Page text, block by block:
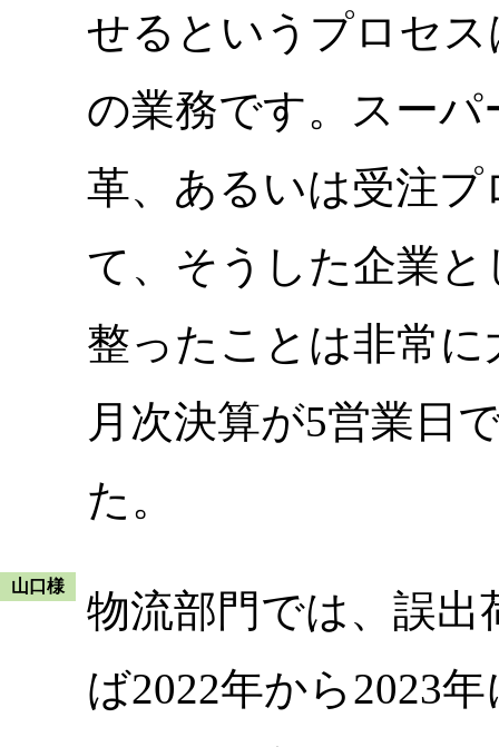
せるというプロセ
の業務です。スー
革、あるいは受注
て、そうした企業
整ったことは非常
月次決算が5営業日
た。
山口様
物流部門では、誤
ば2022年から2023